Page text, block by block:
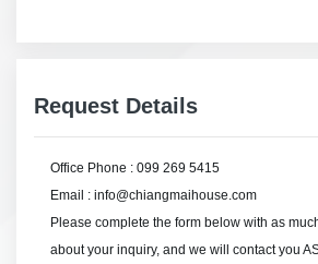
Request Details
Office Phone : 099 269 5415
Email : info@chiangmaihouse.com
Please complete the form below with as
about your inquiry, and we will contact you